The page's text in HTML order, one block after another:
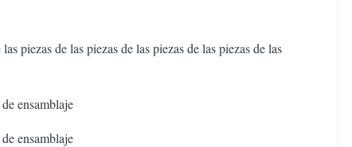
piezas de las piezas de las piezas de las piezas de las
ensamblaje
ensamblaje